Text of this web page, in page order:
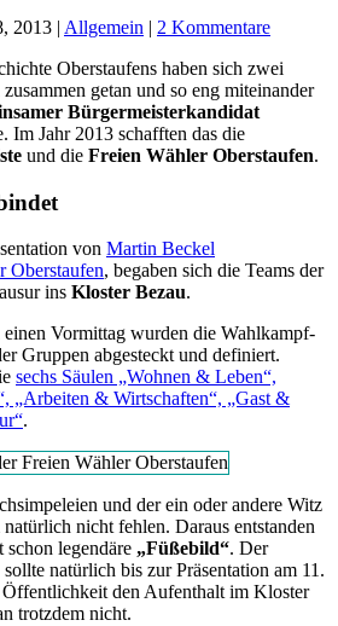
2013 | Allgemein | 2 Kommentare
Oberstaufens haben sich zwei
getan und so eng miteinander
Bürgermeisterkandidat
Im Jahr 2013 schafften das die
und die Freien Wähler Oberstaufen.
von Martin Beckel
Oberstaufen, begaben sich die Teams der
ins Kloster Bezau.
Vormittag wurden die Wahlkampf-
Gruppen abgesteckt und definiert.
sechs Säulen „Wohnen & Leben“,
„Arbeiten & Wirtschaften“, „Gast &
.
und der ein oder andere Witz
nicht fehlen. Daraus entstanden
schon legendäre „Füßebild“. Der
natürlich bis zur Präsentation am 11.
den Aufenthalt im Kloster
trotzdem nicht.